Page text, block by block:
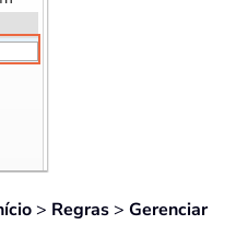
> Regras > Gerenciar